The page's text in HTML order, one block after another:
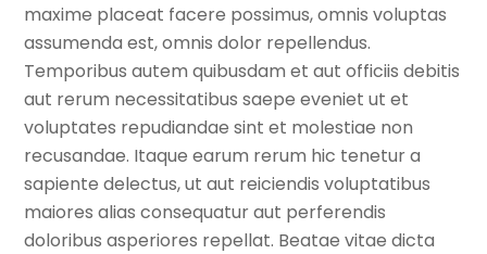
maxime placeat facere possimus, omnis voluptas
assumenda est, omnis dolor repellendus.
Temporibus autem quibusdam et aut officiis debitis
aut rerum necessitatibus saepe eveniet ut et
voluptates repudiandae sint et molestiae non
recusandae. Itaque earum rerum hic tenetur a
sapiente delectus, ut aut reiciendis voluptatibus
maiores alias consequatur aut perferendis
doloribus asperiores repellat. Beatae vitae dicta